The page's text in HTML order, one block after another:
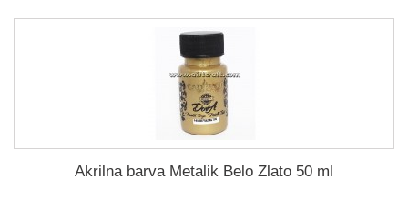
Akrilna barva Metalik Belo Zlato 50 ml